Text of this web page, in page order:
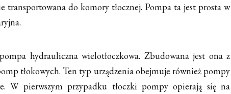
transportowana do komory tłocznej. Pompa ta jest prosta w
hydrauliczna wielotłoczkowa. Zbudowana jest ona z
tłokowych. Ten typ urządzenia obejmuje również pompy
W pierwszym przypadku tłoczki pompy opierają się na